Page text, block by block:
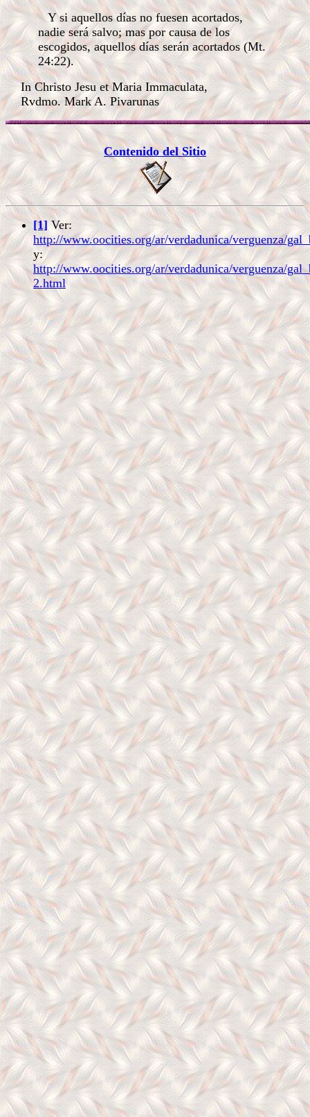
Y si aquellos días no fuesen acortados,
nadie será salvo; mas por causa de los
escogidos, aquellos días serán acortados (Mt.
24:22).
In Christo Jesu et Maria Immaculata,
Rvdmo. Mark A. Pivarunas
Contenido del Sitio
[1]Ver:
http://www.oocities.org/ar/verdadunica/verguenza/
y:
http://www.oocities.org/ar/verdadunica/verguenza/
2.html